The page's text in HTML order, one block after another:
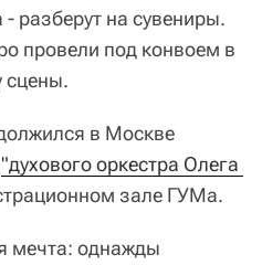
- разберут на сувениры.
провели под конвоем в
сцены.
в Москве
"духового оркестра Олега
зале ГУМа.
мечта: однажды